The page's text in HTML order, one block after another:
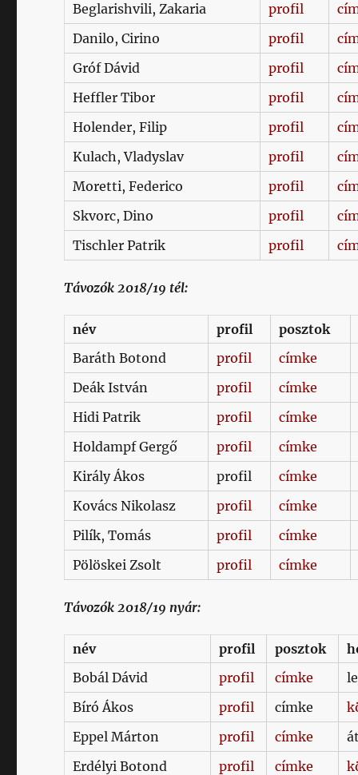
Beglarishvili, Zakaria
profil
Danilo, Cirino
profil
Gróf Dávid
profil
Heffler Tibor
profil
Holender, Filip
profil
Kulach, Vladyslav
profil
Moretti, Federico
profil
Skvorc, Dino
profil
Tischler Patrik
profil
Távozók 2018/19 tél:
név profil
posztok
Baráth Botond
profil
címke
Deák István
profil
címke
Hidi Patrik
profil
címke
Holdampf Gergő
profil
címke
Király Ákos
profil
címke
Kovács Nikolasz
profil
címke
Pilík, Tomás
profil
címke
Pölöskei Zsolt
profil címke
Távozók 2018/19 nyár:
név profil posztok
Bobál Dávid
profil címke
Bíró Ákos
profil címke
Eppel Márton
profil címke
Erdélyi Botond
profil címke